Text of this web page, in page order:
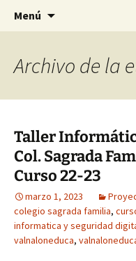
Menú
Archivo de la
Taller
Col. Sagrada
Curso 22-23
marzo 1, 2023
colegio sagrada familia,
informatica y seguridad
valnaloneduca,